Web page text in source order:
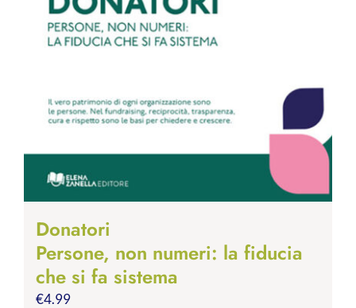
Donatori
Persone, non numeri: la fiducia
che si fa sistema
€4.99